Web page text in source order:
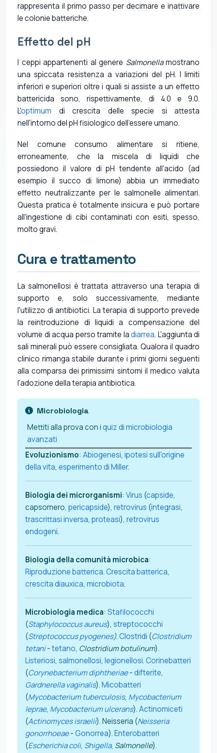
rappresenta il primo passo per decimare e inattivare
le colonie batteriche.
Effetto del pH
I ceppi appartenenti al genere Salmonellamostrano
una spiccata resistenza a variazioni del pH. I limiti
inferiori e superiori oltre i quali si assiste a un effetto
battericida sono, rispettivamente, di 4.0 e 9.0.
L'optimum di crescita delle specie si attesta
nell'intorno del pH fisiologico dell'essere umano.
Nel comune consumo alimentare si ritiene,
erroneamente, che la miscela di liquidi che
possiedono il valore di pH tendente all'acido (ad
esempio il succo di limone) abbia un immediato
effetto neutralizzante per le salmonelle alimentari.
Questa pratica è totalmente insicura e può portare
all'ingestione di cibi contaminati con esiti, spesso,
molto gravi.
Cura e trattamento
La salmonellosi è trattata attraverso una terapia di
supporto e, solo successivamente, mediante
l'utilizzo di antibiotici. La terapia di supporto prevede
la reintroduzione di liquidi a compensazione del
volume di acqua perso tramite ladiarrea. L'aggiunta di
sali minerali può essere consigliata. Qualora il quadro
clinico rimanga stabile durante i primi giorni seguenti
alla comparsa dei primissimi sintomi il medico valuta
l'adozione della terapia antibiotica.
Microbiologia
Mettiti alla prova con iquiz di microbiologia
avanzati
Evoluzionismo: Abiogenesi, ipotesi sull'origine
della vita, esperimento di Miller.
Biologia dei microrganismi: Virus (capside,
capsomero, pericapside), retrovirus (integrasi,
trascrittasi inversa, proteasi), retrovirus
endogeni.
Biologia della comunità microbica:
Riproduzione batterica.Crescita batterica,
crescita diauxica, microbiota.
Microbiologia medica: Stafilococchi
(Staphylococcus aureus), streptococchi
(Streptococcus pyogenes).Clostridi (Clostridium
tetani-tetano, Clostridium botulinum).
Listeriosi, salmonellosi, legionellosi.Corinebatteri
(Corynebacterium diphtheriae-difterite,
Gardnerella vaginalis).Micobatteri
(Mycobacterium tuberculosis, Mycobacterium
leprae, Mycobacterium ulcerans).Actinomiceti
(Actinomyces israelii). Neisseria (Neisseria
gonorrhoeae-Gonorrea).Enterobatteri
(Escherichia coli, Shigella, Salmonelle).